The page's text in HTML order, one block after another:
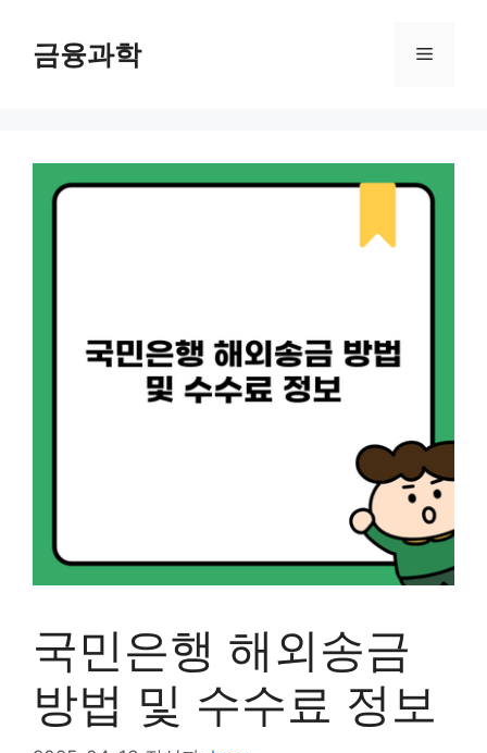
금융과학 메
국민은행 해외송금
방법 및 수수료 정보